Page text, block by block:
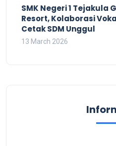
SMK Negeri 1 Tejakula
Resort, Kolaborasi
Cetak SDM Unggul
13 March 2026